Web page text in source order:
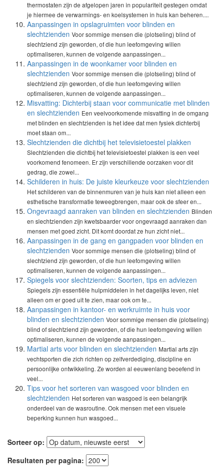
thermostaten zijn de afgelopen jaren in populariteit gestegen omdat
je hiermee de verwarmings- en koelsystemen in huis kan beheren....
Aanpassingen in opslagruimten voor blinden en
slechtzienden Voor sommige mensen die (plotseling) blind of
slechtziend zijn geworden, of die hun leefomgeving willen
optimaliseren, kunnen de volgende aanpassingen...
Aanpassingen in de woonkamer voor blinden en
slechtzienden Voor sommige mensen die (plotseling) blind of
slechtziend zijn geworden, of die hun leefomgeving willen
optimaliseren, kunnen de volgende aanpassingen...
Misvatting: Dichterbij staan voor communicatie met blinden
en slechtzienden Een veelvoorkomende misvatting in de omgang
met blinden en slechtzienden is het idee dat men fysiek dichterbij
moet staan om...
Slechtzienden die dichtbij het televisietoestel plakken
Slechtzienden die dichtbij het televisietoestel plakken is een veel
voorkomend fenomeen. Er zijn verschillende oorzaken voor dit
gedrag, die zowel...
Schilderen in huis: De juiste kleurkeuze voor slechtzienden
Het schilderen van de binnenmuren van je huis kan niet alleen een
esthetische transformatie teweegbrengen, maar ook de sfeer en...
Ongevraagd aanraken van blinden en slechtzienden Blinden
en slechtzienden zijn kwetsbaarder voor ongevraagd aanraken dan
mensen met goed zicht. Dit komt doordat ze hun zicht niet...
Aanpassingen in de gang en gangpaden voor blinden en
slechtzienden Voor sommige mensen die (plotseling) blind of
slechtziend zijn geworden, of die hun leefomgeving willen
optimaliseren, kunnen de volgende aanpassingen...
Spiegels voor slechtzienden: Soorten, tips en adviezen
Spiegels zijn essentiële hulpmiddelen in het dagelijks leven, niet
alleen om er goed uit te zien, maar ook om te...
Aanpassingen in kantoor- en werkruimte in huis voor
blinden en slechtzienden Voor sommige mensen die (plotseling)
blind of slechtziend zijn geworden, of die hun leefomgeving willen
optimaliseren, kunnen de volgende aanpassingen...
Martial arts voor blinden en slechtzienden Martial arts zijn
vechtsporten die zich richten op zelfverdediging, discipline en
persoonlijke ontwikkeling. Ze worden al eeuwenlang beoefend in
veel...
Tips voor het sorteren van wasgoed voor blinden en
slechtzienden Het sorteren van wasgoed is een belangrijk
onderdeel van de wasroutine. Ook mensen met een visuele
beperking kunnen hun wasgoed...
Sorteer op:
Resultaten per pagina: